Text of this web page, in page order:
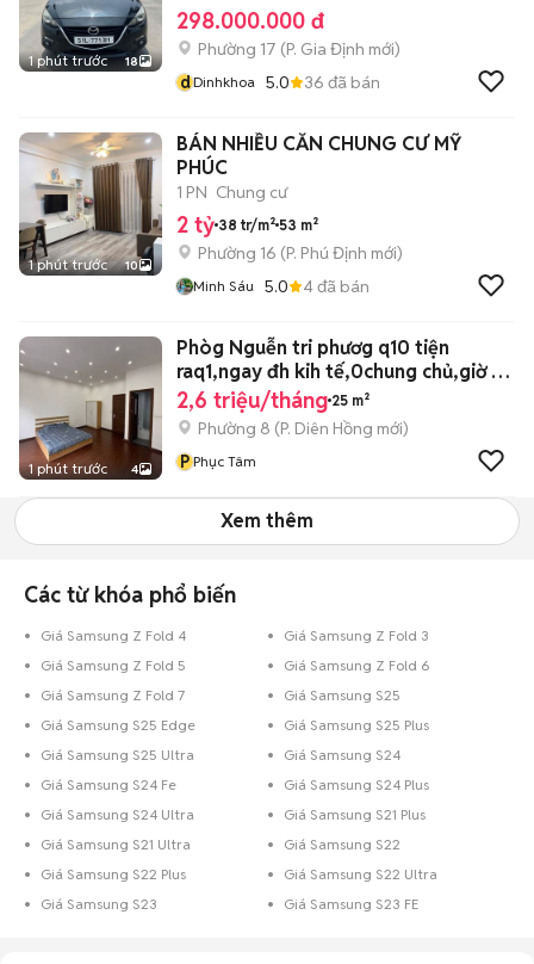
1 phút trước 18
298.000.000 đ
Phường 17 (P. Gia Định mới)
dDinhkhoa 5.0 36 đã bán
1 phút trước 10
BÁN NHIỀU CĂN CHUNG CƯ MỸ
PHÚC
1 PN Chung cư
2 tỷ 38 tr/m² 53 m²
Phường 16 (P. Phú Định mới)
Minh Sáu 5.0 4đã bán
1 phút trước 4
Phòg Nguễn tri phươg q10 tiện
raq1,ngay đh kih tế,0chung chủ,giờ tự
do
2,6 triệu/tháng 25 m²
Phường 8 (P. Diên Hồng mới)
P Phục Tâm
Xem thêm
Các từ khóa phổ biến
Giá Samsung Z Fold 4
Giá Samsung Z Fold 3
Giá Samsung Z Fold 5
Giá Samsung Z Fold 6
Giá Samsung Z Fold 7
Giá Samsung S25
Giá Samsung S25 Edge
Giá Samsung S25 Plus
Giá Samsung S25 Ultra
Giá Samsung S24
Giá Samsung S24 Fe
Giá Samsung S24 Plus
Giá Samsung S24 Ultra
Giá Samsung S21 Plus
Giá Samsung S21 Ultra
Giá Samsung S22
Giá Samsung S22 Plus
Giá Samsung S22 Ultra
Giá Samsung S23
Giá Samsung S23 FE